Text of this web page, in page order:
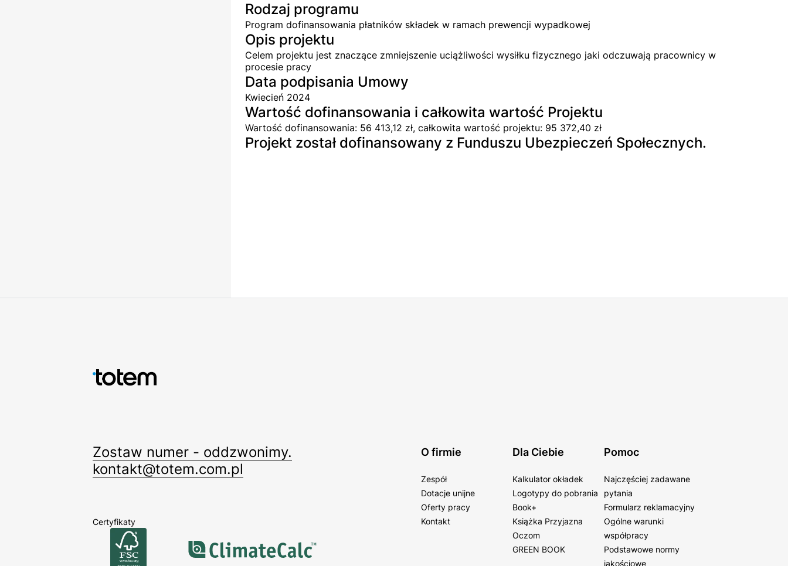
Rodzaj programu
Program dofinansowania płatników składek w ramach prewencji wypadkowej
Opis projektu
Celem projektu jest znaczące zmniejszenie uciążliwości wysiłku fizycznego jaki odczuwają pracownicy w
procesie pracy
Data podpisania Umowy
Kwiecień 2024
Wartość dofinansowania i całkowita wartość Projektu
Wartość dofinansowania: 56 413,12 zł, całkowita wartość projektu: 95 372,40 zł
Projekt został dofinansowany z Funduszu Ubezpieczeń Społecznych.
Zostaw numer - oddzwonimy.
kontakt@totem.com.pl
Certyfikaty
O firmie
Zespół
Dotacje unijne
Oferty pracy
Kontakt
Dla Ciebie
Kalkulator okładek
Logotypy do pobrania
Book+
Książka Przyjazna
Oczom
GREEN BOOK
Pomoc
Najczęściej zadawane
pytania
Formularz reklamacyjny
Ogólne warunki
współpracy
Podstawowe normy
jakościowe